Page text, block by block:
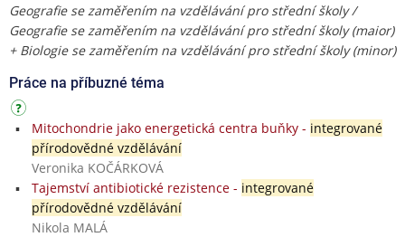
Geografie se zaměřením na vzdělávání pro střední školy /
Geografie se zaměřením na vzdělávání pro střední školy (maior)
+ Biologie se zaměřením na vzdělávání pro střední školy (minor)
Práce na příbuzné téma
Mitochondrie jako energetická centra buňky - integrované
přírodovědné vzdělávání
Veronika KOČÁRKOVÁ
Tajemství antibiotické rezistence - integrované
přírodovědné vzdělávání
Nikola MALÁ